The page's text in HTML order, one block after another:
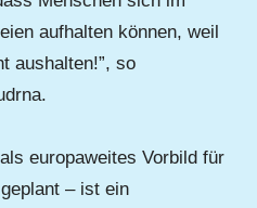
aufhalten können, weil
aushalten!”, so
europaweites Vorbild für
– ist ein